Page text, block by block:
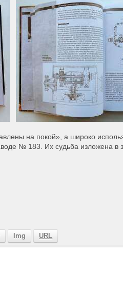
на покой», а широко
№ 183. Их судьба изложена в